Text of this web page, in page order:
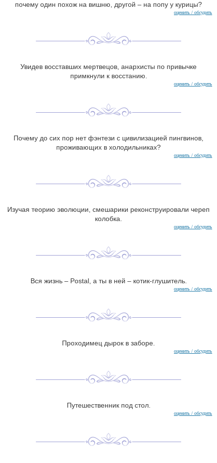
почему один похож на вишню, другой – на попу у курицы?
оценить / обсудить
Увидев восставших мертвецов, анархисты по привычке
примкнули к восстанию.
оценить / обсудить
Почему до сих пор нет фэнтези с цивилизацией пингвинов,
проживающих в холодильниках?
оценить / обсудить
Изучая теорию эволюции, смешарики реконструировали череп
колобка.
оценить / обсудить
Вся жизнь – Postal, а ты в ней – котик-глушитель.
оценить / обсудить
Проходимец дырок в заборе.
оценить / обсудить
Путешественник под стол.
оценить / обсудить